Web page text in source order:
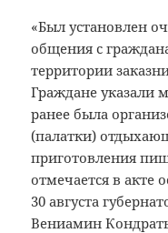
«Был установлен
общения с
территории
Граждане указали
ранее была
(палатки)
приготовления
отмечается в акте
30 августа
Вениамин